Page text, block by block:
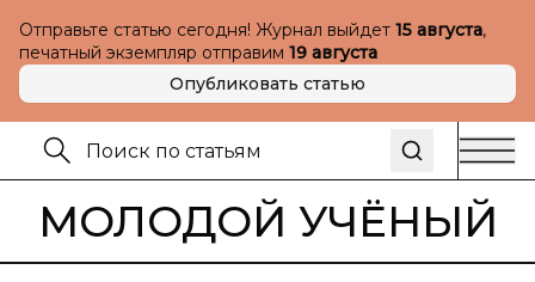
Отправьте статью сегодня! Журнал выйдет 15 августа,
печатный экземпляр отправим 19 августа
Опубликовать статью
МОЛОДОЙ УЧЁНЫЙ